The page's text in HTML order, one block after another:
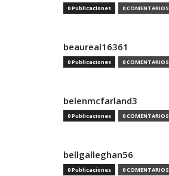
0 Publicaciones 0 COMENTARIOS
beaureal16361
0 Publicaciones 0 COMENTARIOS
belenmcfarland3
0 Publicaciones 0 COMENTARIOS
bellgalleghan56
0 Publicaciones 0 COMENTARIOS